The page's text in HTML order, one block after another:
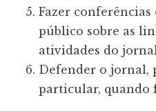
Fazer
público sobre as
atividades do
Defender o jornal,
particular, quando